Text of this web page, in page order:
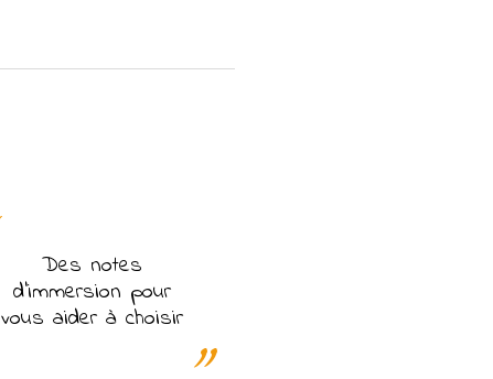
Des notes
d'immersion pour
vous aider à choisir